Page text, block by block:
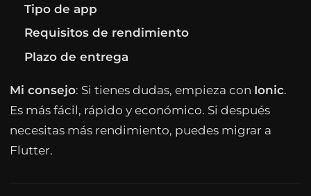
Tipo de app
Requisitos de rendimiento
Plazo de entrega
Mi consejo: Si tienes dudas, empieza con Ionic.
Es más fácil, rápido y económico. Si después
necesitas más rendimiento, puedes migrar a
Flutter.